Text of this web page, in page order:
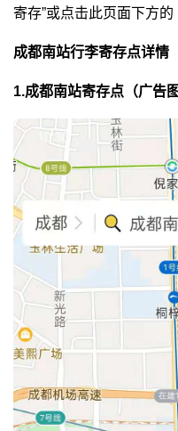
寄存”或点击此页面下方的
成都南站行李寄存点详情
1.成都南站寄存点（广告图